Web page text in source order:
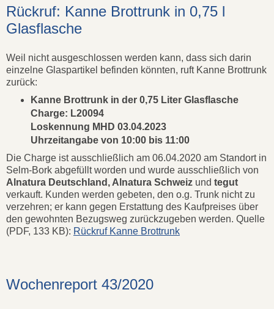
Rückruf: Kanne Brottrunk in 0,75 l
Glasflasche
Weil nicht ausgeschlossen werden kann, dass sich darin
einzelne Glaspartikel befinden könnten, ruft Kanne Brottrunk
zurück:
Kanne Brottrunk in der 0,75 Liter Glasflasche
Charge: L20094
Loskennung MHD 03.04.2023
Uhrzeitangabe von 10:00 bis 11:00
Die Charge ist ausschließlich am 06.04.2020 am Standort in
Selm-Bork abgefüllt worden und wurde ausschließlich von
Alnatura Deutschland, Alnatura Schweiz und tegut
verkauft. Kunden werden gebeten, den o.g. Trunk nicht zu
verzehren; er kann gegen Erstattung des Kaufpreises über
den gewohnten Bezugsweg zurückzugeben werden. Quelle
(PDF, 133 KB): Rückruf Kanne Brottrunk
Wochenreport 43/2020